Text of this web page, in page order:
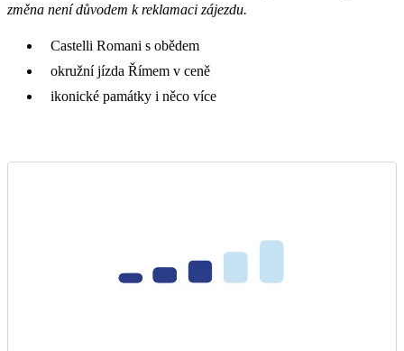
změna není důvodem k reklamaci zájezdu.
Castelli Romani s obědem
okružní jízda Římem v ceně
ikonické památky i něco více